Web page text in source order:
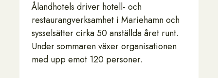
Ålandhotels driver hotell- och
restaurangverksamhet i Mariehamn och
sysselsätter cirka 50 anställda året runt.
Under sommaren växer organisationen
med upp emot 120 personer.